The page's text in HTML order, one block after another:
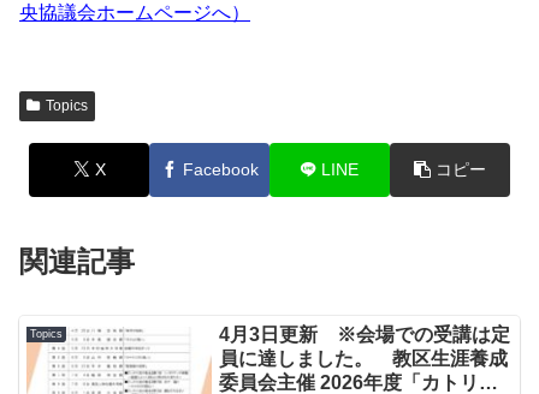
央協議会ホームページへ）
Topics
X Facebook LINE コピー
関連記事
Topics
4月3日更新 ※会場での受講は定
員に達しました。 教区生涯養成
委員会主催 2026年度「カトリッ